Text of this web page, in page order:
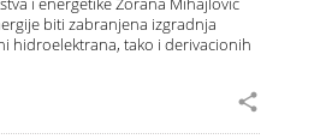
biti zabranjena izgradnja
hidroelektrana, tako i derivacionih